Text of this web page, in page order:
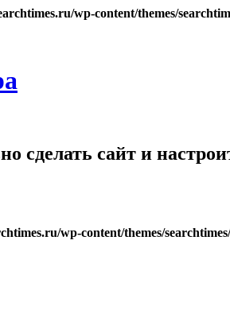
wp-content/themes/
сделать сайт и
wp-content/themes/